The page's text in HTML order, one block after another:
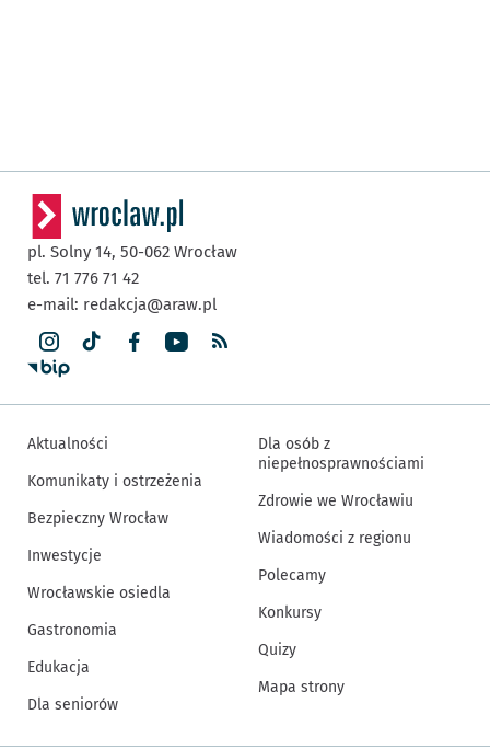
pl. Solny 14, 50-062 Wrocław
tel. 71 776 71 42
e-mail: redakcja@araw.pl
Aktualności
Komunikaty i ostrzeżenia
Bezpieczny Wrocław
Inwestycje
Wrocławskie osiedla
Gastronomia
Edukacja
Dla seniorów
Dla osób z
niepełnosprawnościami
Zdrowie we Wrocławiu
Wiadomości z regionu
Polecamy
Konkursy
Quizy
Mapa strony